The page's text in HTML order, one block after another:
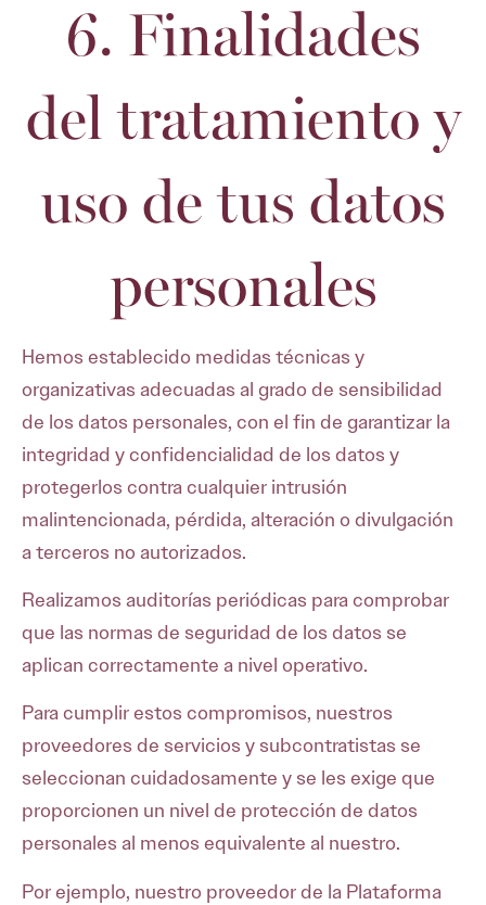
6. Finalidades
del tratamiento y
uso de tus datos
personales
Hemos establecido medidas técnicas y
organizativas adecuadas al grado de sensibilidad
de los datos personales, con el fin de garantizar la
integridad y confidencialidad de los datos y
protegerlos contra cualquier intrusión
malintencionada, pérdida, alteración o divulgación
a terceros no autorizados.
Realizamos auditorías periódicas para comprobar
que las normas de seguridad de los datos se
aplican correctamente a nivel operativo.
Para cumplir estos compromisos, nuestros
proveedores de servicios y subcontratistas se
seleccionan cuidadosamente y se les exige que
proporcionen un nivel de protección de datos
personales al menos equivalente al nuestro.
Por ejemplo, nuestro proveedor de la Plataforma